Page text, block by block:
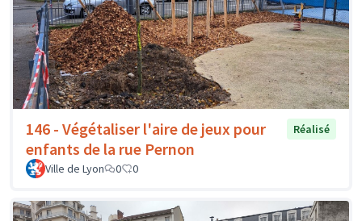
146 - Végétaliser l'aire de jeux pour
enfants de la rue Pernon
Réalisé
Ville de Lyon 0 0